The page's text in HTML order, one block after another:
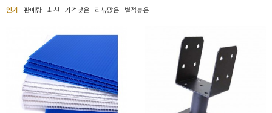
DIY
인기 판매량 최신 가격낮은 리뷰많은 별점높은